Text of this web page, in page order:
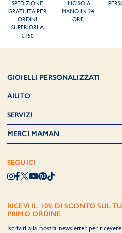
SPEDIZIONE
GRATUITA PER
ORDINI
SUPERIORI A
€150
INCISO A
MANO IN 24
ORE
GIOIELLI PERSONALIZZATI
AIUTO
SERVIZI
MERCI MAMAN
SEGUICI
RICEVI IL 10% DI SCONTO SUL
PRIMO ORDINE
Iscriviti alla nostra newsletter per